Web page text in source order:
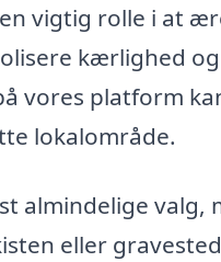
vigtig rolle i at
kærlighed
vores platform
lokalområde.
almindelige
eller